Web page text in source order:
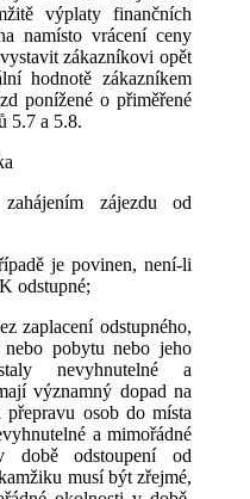
výplaty finančních
namísto vrácení ceny
zákazníkovi opět
hodnotě zákazníkem
ponížené o přiměřené
5.7 a 5.8.
zájezdu od
je povinen, není-li
odstupné;
zaplacení odstupného,
pobytu nebo jeho
nevyhnutelné a
významný dopad na
osob do místa
a mimořádné
době odstoupení od
musí být zřejmé,